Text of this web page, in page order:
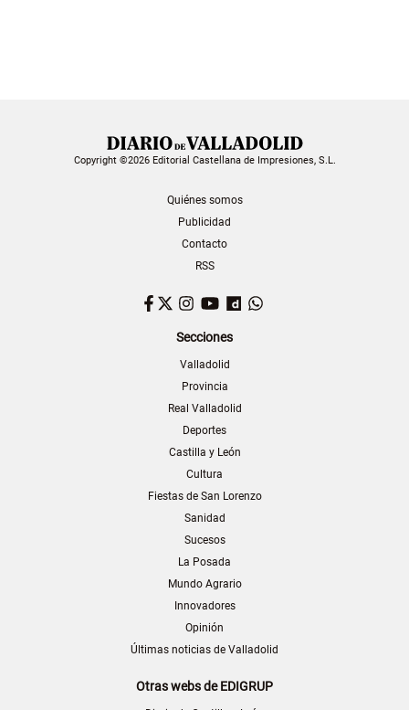
Copyright ©2026 Editorial Castellana de Impresiones, S.L.
Quiénes somos
Publicidad
Contacto
RSS
Facebook
TwitterInstagram
YouTubeDailymotion
Secciones
Valladolid
Provincia
Real Valladolid
Deportes
Castilla y León
Cultura
Fiestas de San Lorenzo
Sanidad
Sucesos
La Posada
Mundo Agrario
Innovadores
Opinión
Últimas noticias de Valladolid
Otras webs de EDIGRUP